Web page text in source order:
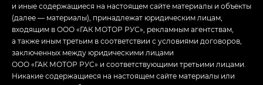
и иные содержащиеся на настоящем сайте материалы и объекты
(далее — материалы), принадлежат юридическим лицам,
входящим в ООО «ГАК МОТОР РУС», рекламным агентствам,
а также иным третьим в соответствии с условиями договоров,
заключенных между юридическими лицами
ООО «ГАК МОТОР РУС» и соответствующими третьими лицами.
Никакие содержащиеся на настоящем сайте материалы или